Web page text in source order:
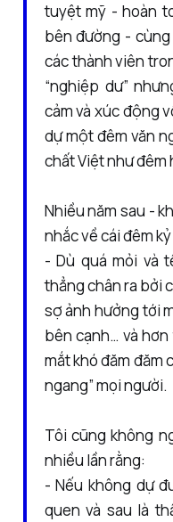
tuyệt mỹ - hoàn
bên đường -
các thành viên
“nghiệp dư”
cảm và xúc động
dự một đêm văn
chất Việt như đêm
Nhiều năm sau -
nhắc về cái đêm
- Dù quá mỏi và
thẳng chân ra bởi
sợ ảnh hưởng tới
bên cạnh… và
mắt khó đăm đăm
ngang” mọi người.
Tôi cũng không
nhiều lần rằng:
- Nếu không dự
quen và sau là